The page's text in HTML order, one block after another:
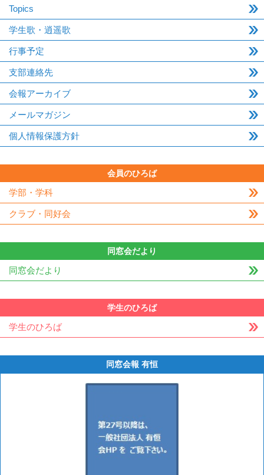
Topics
学生歌・逍遥歌
行事予定
支部連絡先
会報アーカイブ
メールマガジン
個人情報保護方針
会員のひろば
学部・学科
クラブ・同好会
同窓会だより
同窓会だより
学生のひろば
学生のひろば
同窓会報 有恒